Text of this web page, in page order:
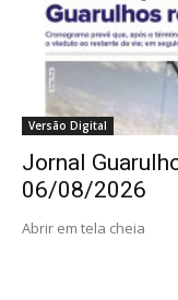
Versão Digital
Jornal
06/08/2026
Abrir em tela cheia